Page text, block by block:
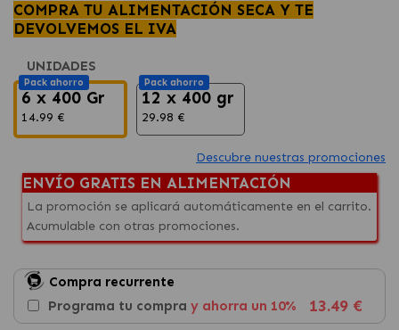
La combinación única de jabalí y tomillo ofrece una
palatabilidad,estimulando el
deliciosa.
COMPRA TU ALIMENTACIÓN SECA Y TE
DEVOLVEMOS EL IVA
UNIDADES
Pack ahorro
6 x 400 Gr
14.99 €
Pack ahorro
12 x 400 gr
29.98 €
Descubre nuestras promociones
ENVÍO GRATIS EN ALIMENTACIÓN
La promoción se aplicará automáticamente en el carrito.
Acumulable con otras promociones.
Compra recurrente
Programa tu compra y ahorra un 10% 13.49 €